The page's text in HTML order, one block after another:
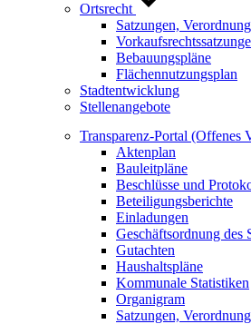
Ortsrecht
Satzungen,
Bebauungspläne
Flächennutzungsplan
Stadtentwicklung
Stellenangebote
Transparenz-Portal (Offenes
Aktenplan
Bauleitpläne
Beschlüsse und
Beteiligungsberichte
Einladungen
Geschäftsordnung des
Gutachten
Haushaltspläne
Kommunale Statistiken
Organigram
Satzungen,